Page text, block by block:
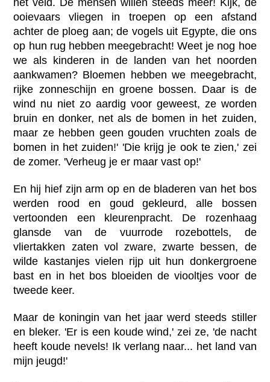
het veld. De mensen willen steeds meer! Kijk, de
ooievaars vliegen in troepen op een afstand
achter de ploeg aan; de vogels uit Egypte, die ons
op hun rug hebben meegebracht! Weet je nog hoe
we als kinderen in de landen van het noorden
aankwamen? Bloemen hebben we meegebracht,
rijke zonneschijn en groene bossen. Daar is de
wind nu niet zo aardig voor geweest, ze worden
bruin en donker, net als de bomen in het zuiden,
maar ze hebben geen gouden vruchten zoals de
bomen in het zuiden!' 'Die krijg je ook te zien,' zei
de zomer. 'Verheug je er maar vast op!'
En hij hief zijn arm op en de bladeren van het bos
werden rood en goud gekleurd, alle bossen
vertoonden een kleurenpracht. De rozenhaag
glansde van de vuurrode rozebottels, de
vliertakken zaten vol zware, zwarte bessen, de
wilde kastanjes vielen rijp uit hun donkergroene
bast en in het bos bloeiden de viooltjes voor de
tweede keer.
Maar de koningin van het jaar werd steeds stiller
en bleker. 'Er is een koude wind,' zei ze, 'de nacht
heeft koude nevels! Ik verlang naar... het land van
mijn jeugd!'